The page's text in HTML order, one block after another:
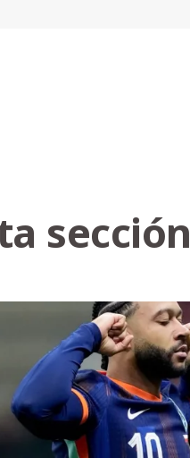
sección